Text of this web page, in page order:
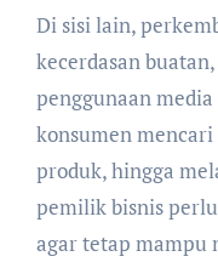
Di sisi lain,
kecerdasan
penggunaan
konsumen
produk, hingga
pemilik bisnis
agar tetap mampu